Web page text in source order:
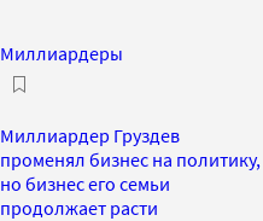
Миллиардеры
Миллиардер Груздев
променял бизнес на политику,
но бизнес его семьи
продолжает расти